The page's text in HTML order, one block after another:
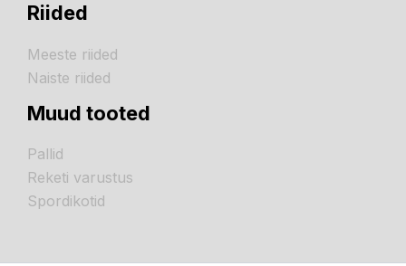
Riided
Meeste riided
Naiste riided
Muud tooted
Pallid
Reketi varustus
Spordikotid